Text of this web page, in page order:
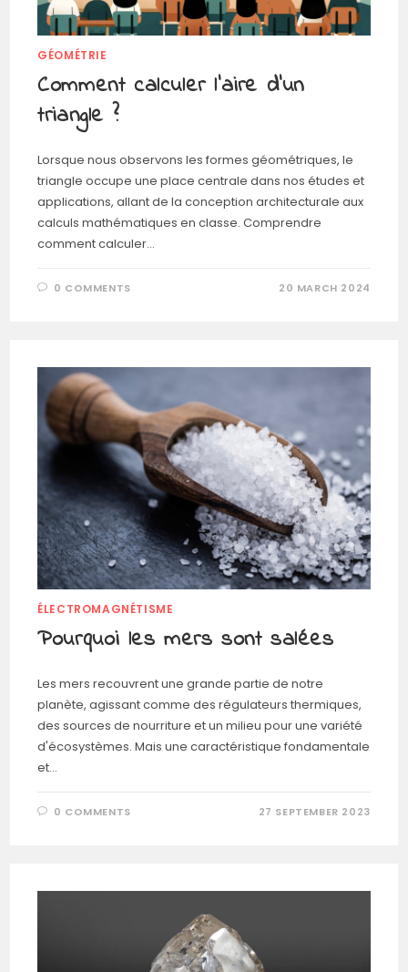
GÉOMÉTRIE
Comment calculer l’aire d’un
triangle ?
Lorsque nous observons les formes géométriques, le
triangle occupe une place centrale dans nos études et
applications, allant de la conception architecturale aux
calculs mathématiques en classe. Comprendre
comment calculer…
0 COMMENTS 20 MARCH 2024
ÉLECTROMAGNÉTISME
Pourquoi les mers sont salées
Les mers recouvrent une grande partie de notre
planète, agissant comme des régulateurs thermiques,
des sources de nourriture et un milieu pour une variété
d'écosystèmes. Mais une caractéristique fondamentale
et…
0 COMMENTS 27 SEPTEMBER 2023